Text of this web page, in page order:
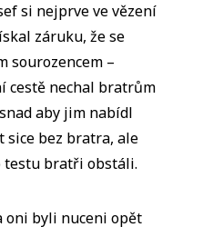
si nejprve ve vězení
záruku, že se
sourozencem –
cestě nechal bratrům
aby jim nabídl
sice bez bratra, ale
testu bratři obstáli.
oni byli nuceni opět